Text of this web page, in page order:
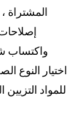
المشتراة
واكتساب
اختيار النوع
للمواد